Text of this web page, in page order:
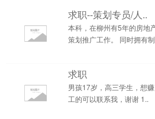
求职--策划专员/人..
本科，在柳州有5年的房地
策划推广工作。 同时拥有
求职
男孩17岁，高三学生，想
工的可以联系我，谢谢 1..